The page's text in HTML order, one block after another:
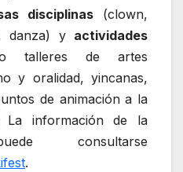
disciplinas(clown,
danza) y actividades
talleres de artes
y oralidad, yincanas,
de animación a la
La información de la
consultarse
.